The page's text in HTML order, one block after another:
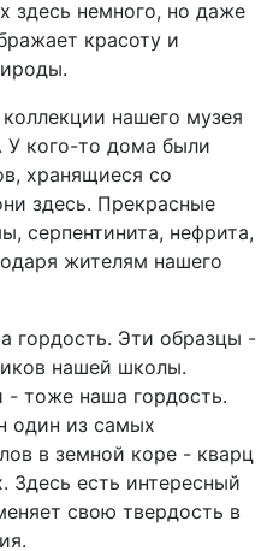
здесь немного, но даже
красоту и
нашего музея
У кого-то дома были
хранящиеся со
здесь. Прекрасные
серпентинита, нефрита,
жителям нашего
гордость. Эти образцы -
нашей школы.
- тоже наша гордость.
один из самых
в земной коре - кварц
Здесь есть интересный
свою твердость в